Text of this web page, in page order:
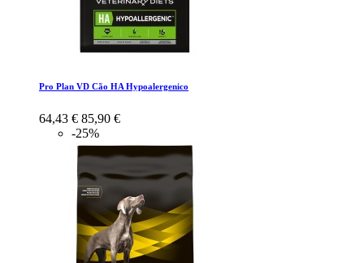
Pro Plan VD Cão HA Hypoalergenico
64,43 € 85,90 €
-25%